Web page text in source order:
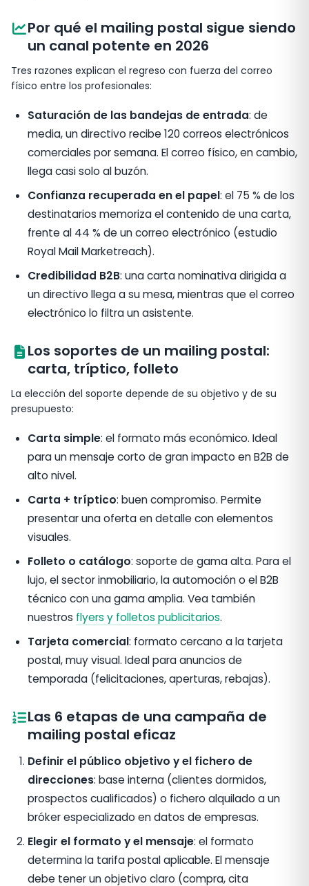
Por qué el mailing postal sigue siendo
un canal potente en 2026
Tres razones explican el regreso con fuerza del correo
físico entre los profesionales:
Saturación de las bandejas de entrada: de
media, un directivo recibe 120 correos electrónicos
comerciales por semana. El correo físico, en cambio,
llega casi solo al buzón.
Confianza recuperada en el papel: el 75 % de los
destinatarios memoriza el contenido de una carta,
frente al 44 % de un correo electrónico (estudio
Royal Mail Marketreach).
Credibilidad B2B: una carta nominativa dirigida a
un directivo llega a su mesa, mientras que el correo
electrónico lo filtra un asistente.
Los soportes de un mailing postal:
carta, tríptico, folleto
La elección del soporte depende de su objetivo y de su
presupuesto:
Carta simple: el formato más económico. Ideal
para un mensaje corto de gran impacto en B2B de
alto nivel.
Carta + tríptico: buen compromiso. Permite
presentar una oferta en detalle con elementos
visuales.
Folleto o catálogo: soporte de gama alta. Para el
lujo, el sector inmobiliario, la automoción o el B2B
técnico con una gama amplia. Vea también
nuestros flyers y folletos publicitarios.
Tarjeta comercial: formato cercano a la tarjeta
postal, muy visual. Ideal para anuncios de
temporada (felicitaciones, aperturas, rebajas).
Las 6 etapas de una campaña de
mailing postal eficaz
Definir el público objetivo y el fichero de
direcciones: base interna (clientes dormidos,
prospectos cualificados) o fichero alquilado a un
bróker especializado en datos de empresas.
Elegir el formato y el mensaje: el formato
determina la tarifa postal aplicable. El mensaje
debe tener un objetivo claro (compra, cita